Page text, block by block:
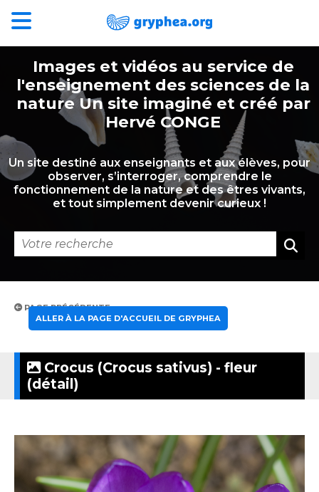
Images et vidéos au service de
l'enseignement des sciences de la
nature Un site imaginé et créé par
Hervé CONGE
Un site destiné aux enseignants et aux élèves, pour
observer, s’interroger, comprendre le
fonctionnement de la nature et des êtres vivants,
et tout simplement devenir curieux !
PAGE PRÉCÉDENTE
ALLER À LA PAGE D'ACCUEIL DE GRYPHEA
Crocus (Crocus sativus) - fleur
(détail)